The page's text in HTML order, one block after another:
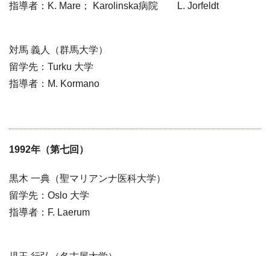
指導者：K. Mare； Karolinska病院 L. Jorfeldt
対馬 義人（群馬大学）
留学先：Turku 大学
指導者：M. Kormano
1992年（第七回）
黒木 一典（聖マリアンナ医科大学）
留学先：Oslo 大学
指導者：F. Laerum